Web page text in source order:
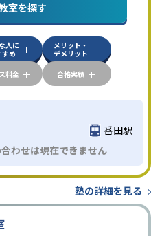
応授業の振替可能
可能季節講習のみの受講可
室を探す
人に
すめ
メリット・
デメリット
料金 合格実績
番田駅
わせは現在できません
塾の詳細を見る